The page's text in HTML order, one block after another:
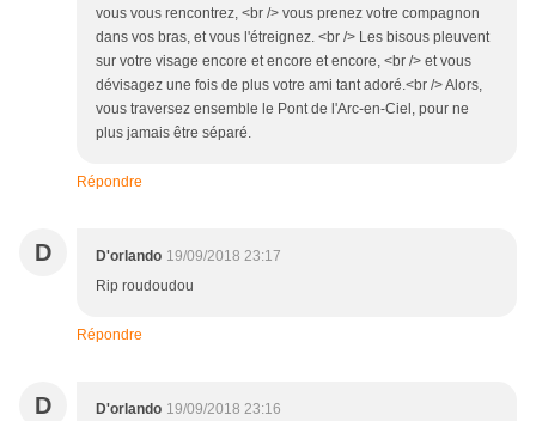
vous vous rencontrez, <br /> vous prenez votre compagnon
dans vos bras, et vous l'étreignez. <br /> Les bisous pleuvent
sur votre visage encore et encore et encore, <br /> et vous
dévisagez une fois de plus votre ami tant adoré.<br /> Alors,
vous traversez ensemble le Pont de l'Arc-en-Ciel, pour ne
plus jamais être séparé.
Répondre
D D'orlando 19/09/2018 23:17
Rip roudoudou
Répondre
D D'orlando 19/09/2018 23:16